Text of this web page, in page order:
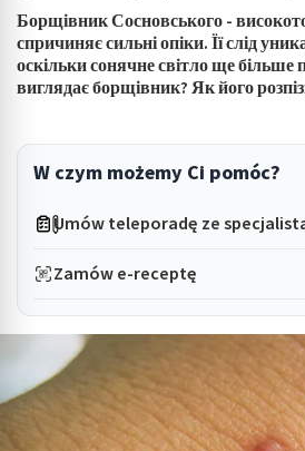
submenu: Higiena
submenu: Sprzęt medyczny
submenu: Wellness
Борщівник Сосновського -
спричиняє сильні опіки. Її слід
оскільки сонячне світло ще більше
виглядає борщівник? Як його
W czym możemy Ci pomóc?
Umów teleporadę ze
Zamów e-receptę